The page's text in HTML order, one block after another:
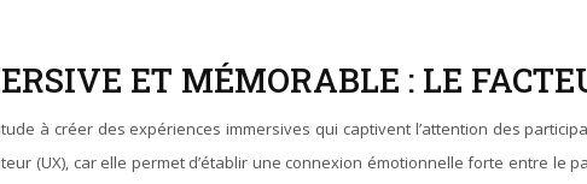
ET MÉMORABLE : LE
à créer des expériences immersives qui captivent l’attention des
(UX), car elle permet d’établir une connexion émotionnelle forte entre le